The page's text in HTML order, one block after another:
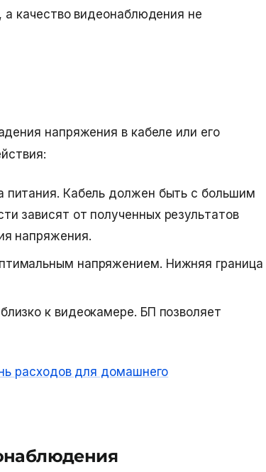
а качество видеонаблюдения не
напряжения в кабеле или его
питания. Кабель должен быть с большим
зависят от полученных результатов
напряжения.
напряжением. Нижняя граница
к видеокамере. БП позволяет
расходов для домашнего